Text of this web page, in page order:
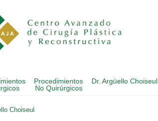
Procedimientos
No Quirúrgicos
Dr. Argüello Choiseul
Choiseul